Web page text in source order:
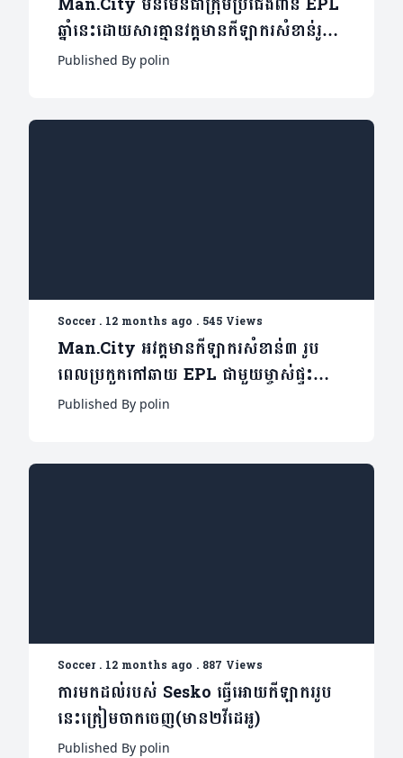
ឆ្នាំនេះដោយសារគ្មានវត្តមានកីឡាករសំខាន់រូប
នេះ(មាន២វីដេអូ)
Published By polin
Soccer. 12 months ago . 545 Views
Man.City អវត្តមានកីឡាករសំខាន់៣ រូប
ពេលប្រកួតកៅឆាយ EPL ជាមួយម្ចាស់ផ្ទះ
Wolver
Published By polin
Soccer. 12 months ago . 887 Views
ការមកដល់របស់ Sesko ធ្វើអោយកីឡាកររូប
នេះត្រៀមចាកចេញ(មាន២វីដេអូ)
Published By polin